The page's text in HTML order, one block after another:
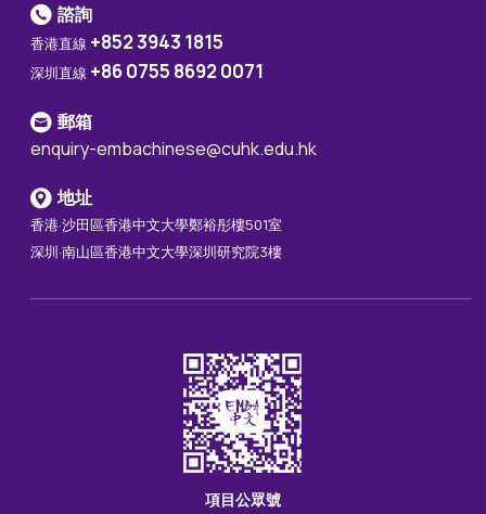
諮詢
香港直線 +852 3943 1815
深圳直線 +86 0755 8692 0071
郵箱
enquiry-embachinese@cuhk.edu.hk
地址
香港·沙田區香港中文大學鄭裕彤樓501室
深圳·南山區香港中文大學深圳研究院3樓
項目公眾號